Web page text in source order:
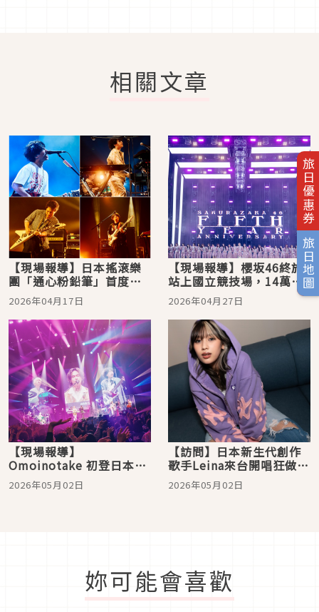
旅日優惠券
旅日地圖
相關文章
【現場報導】日本搖滾樂
團「通心粉鉛筆」首度登
台，「水啦！」連發，粉
絲開心 HIGH 跳全場
2026年04月17日
【現場報導】櫻坂46終於
站上國立競技場，14萬人
於櫻花樹下共許幸福約定
2026年04月27日
【現場報導】
Omoinotake 初登日本武
道館，跨越幾億光年迎來
滿場星光！最強盟友小笹
2026年05月02日
【訪問】日本新生代創作
歌手Leina來台開唱狂做功
課！為對發票學中文「想
中獎再回來」
2026年05月02日
妳可能會喜歡